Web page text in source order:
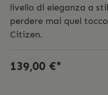
livello di eleganza a
perdere mai quel
Citizen.
139,00 €*